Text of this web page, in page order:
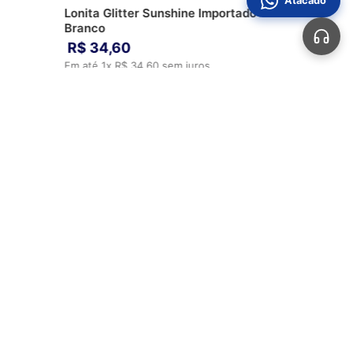
Lonita Glitter Sunshine Importado
Branco
R$ 34,60
Em até 1x R$ 34, 60sem juros